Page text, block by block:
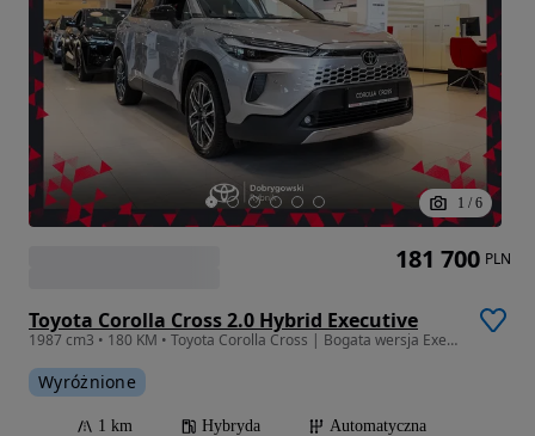
1 / 6
Toyota Corolla Cross 2.0 Hybrid Executive
1987 cm3 • 180 KM • Toyota Corolla Cross | Bogata wersja Executive | Dostępna od ręki!
Wyróżnione
1 km Hybryda
Automatyczna
181 700 PLN